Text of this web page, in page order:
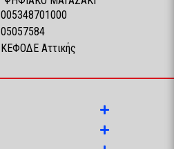
005348701000
05057584
ΚΕΦΟΔΕ Αττικής